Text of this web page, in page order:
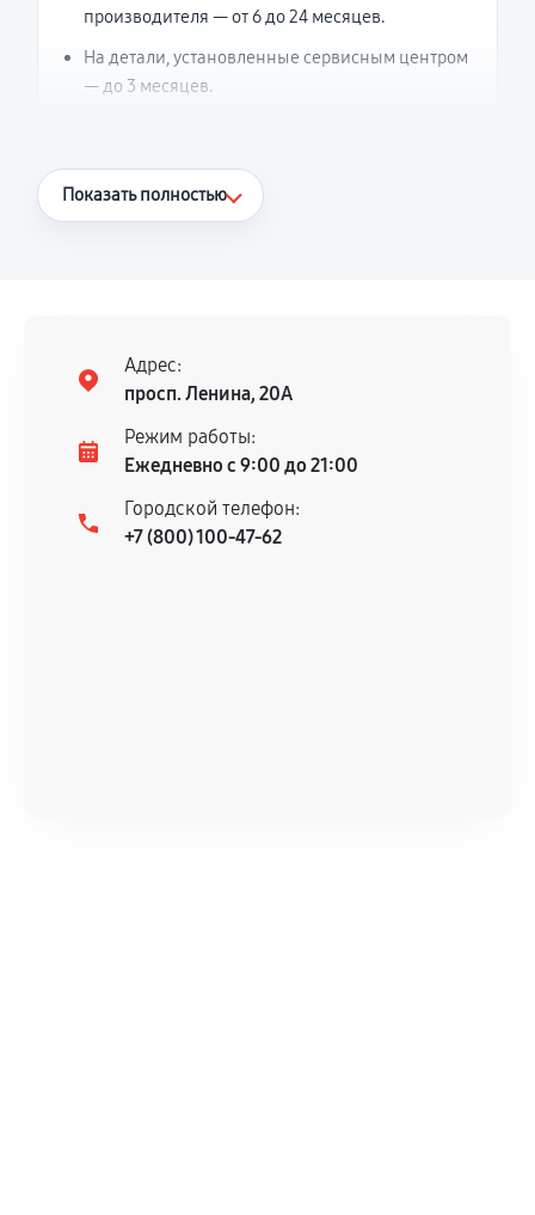
производителя — от 6 до 24 месяцев.
На детали, установленные сервисным центром
— до 3 месяцев.
Что считается гарантийным случаем
нормальной эксплуатации в течение
гарантийного срока.
Несоответствие комплектующей заявленным
техническим характеристикам.
Документы для подтверждения
Показать полностью
Адрес:
просп. Ленина, 20А
Режим работы:
Ежедневно с 9:00 до 21:00
Городской телефон:
+7 (800) 100-47-62